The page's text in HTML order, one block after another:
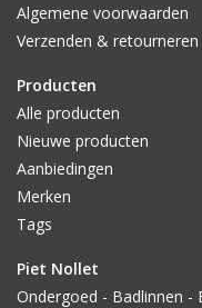
Algemene voorwaarden
Verzenden & retourneren
Producten
Alle producten
Nieuwe producten
Aanbiedingen
Merken
Tags
Piet Nollet
Ondergoed - Badlinnen -